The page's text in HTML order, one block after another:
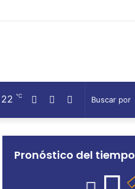
Telegram
Twitter
Facebook
22 ℃
Pronóstico del tiempo